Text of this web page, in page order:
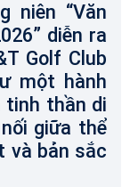
niên “Văn
diễn ra
Golf Club
một hành
tinh thần di
giữa thể
và bản sắc